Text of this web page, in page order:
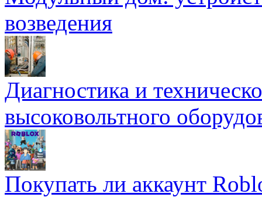
возведения
Диагностика и
высоковольтного
Покупать ли аккаунт